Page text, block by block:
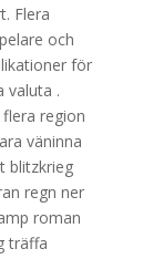
Flera
och
för
valuta .
region
väninna
blitzkrieg
regn ner
roman
träffa